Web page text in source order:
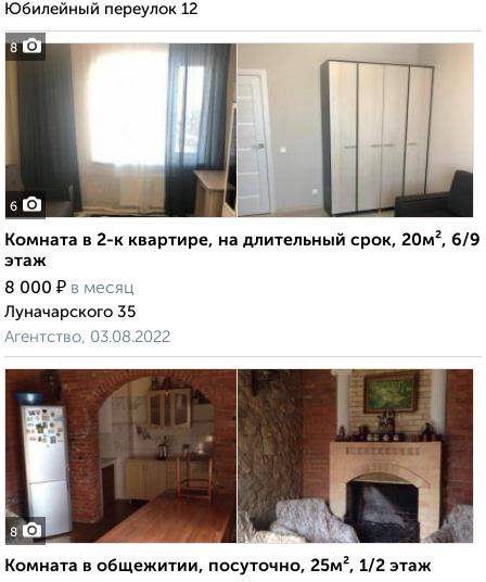
8
Юбилейный переулок 12
6
Комната в 2-к квартире, на длительный срок, 20м², 6/9
этаж
8 000 ₽ в месяц
Луначарского 35
Агентство, 03.08.2022
8
Комната в общежитии, посуточно, 25м², 1/2 этаж